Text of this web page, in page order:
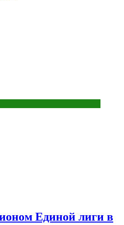
Единой лиги в